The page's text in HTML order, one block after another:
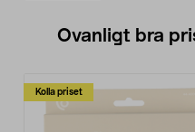
Ovanligt bra
Kolla priset